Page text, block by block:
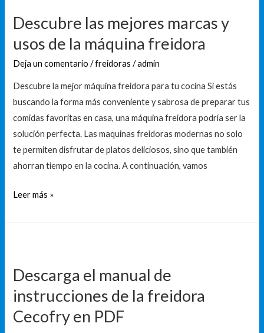
Descubre las mejores marcas y
usos de la máquina freidora
Deja un comentario /freidoras /admin
Descubre la mejor máquina freidora para tu cocina Si estás
buscando la forma más conveniente y sabrosa de preparar tus
comidas favoritas en casa, una máquina freidora podría ser la
solución perfecta. Las maquinas freidoras modernas no solo
te permiten disfrutar de platos deliciosos, sino que también
ahorran tiempo en la cocina. A continuación, vamos
mejores
usos
de
la
máquina
freidora
Leer más »
Descarga el manual de
instrucciones de la freidora
Cecofry en PDF
manual
de
de